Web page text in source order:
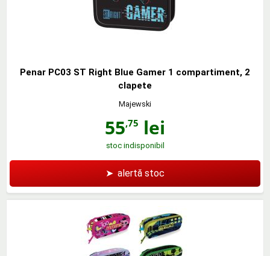
Penar PC03 ST Right Blue Gamer 1 compartiment, 2
clapete
Majewski
55,75 lei
stoc indisponibil
➤ alertă stoc